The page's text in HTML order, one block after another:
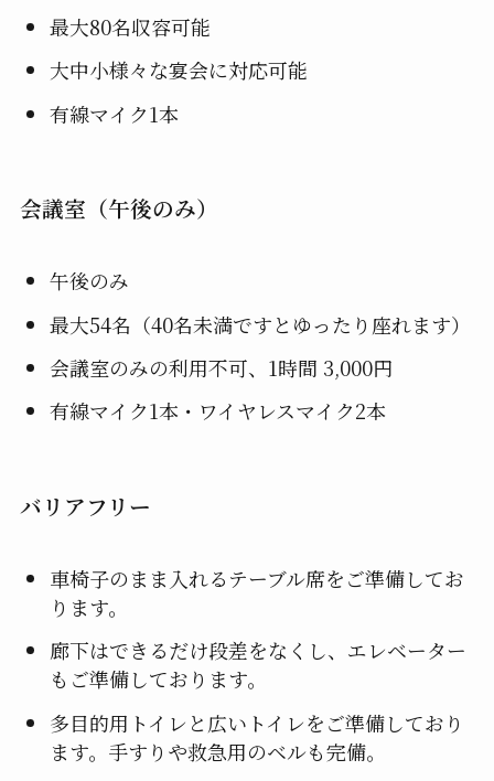
最大80名収容可能
大中小様々な宴会に対応可能
有線マイク1本
会議室（午後のみ）
午後のみ
最大54名（40名未満ですとゆったり座れます）
会議室のみの利用不可、1時間 3,000円
有線マイク1本・ワイヤレスマイク2本
バリアフリー
車椅子のまま入れるテーブル席をご準備してお
ります。
廊下はできるだけ段差をなくし、エレベーター
もご準備しております。
多目的用トイレと広いトイレをご準備しており
ます。手すりや救急用のベルも完備。